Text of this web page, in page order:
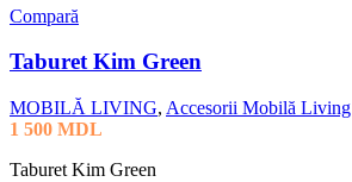
Compară
Taburet Kim Green
MOBILĂ LIVING, Accesorii Mobilă Living
1 500 MDL
Taburet Kim Green